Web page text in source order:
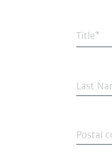
Title*
Last
Postal